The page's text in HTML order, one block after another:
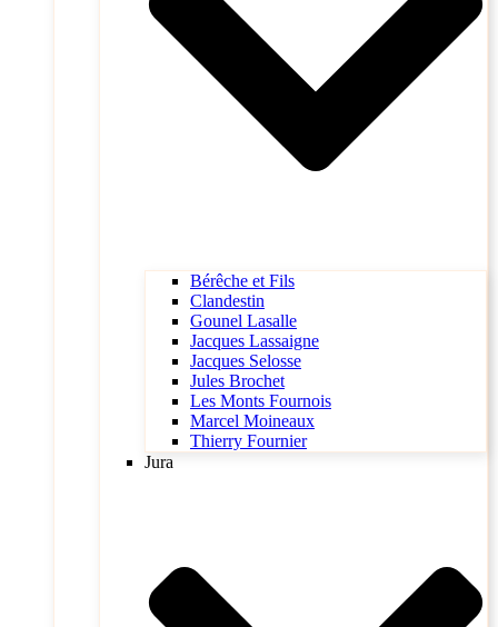
Bérêche et Fils
Clandestin
Gounel Lasalle
Jacques Lassaigne
Jacques Selosse
Jules Brochet
Les Monts Fournois
Marcel Moineaux
Thierry Fournier
Jura